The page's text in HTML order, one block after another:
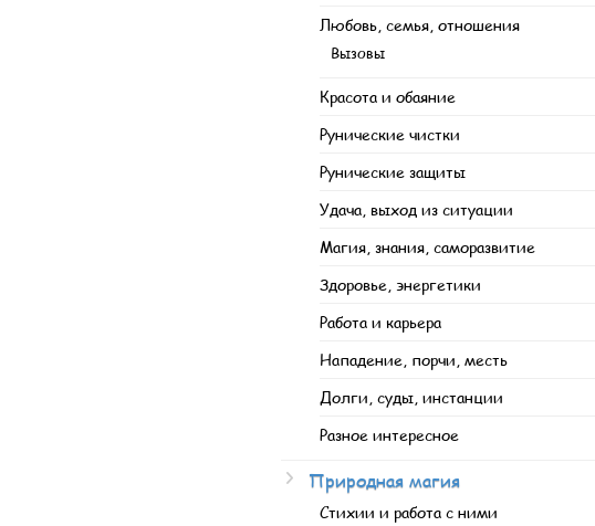
Любовь, семья, отношения
Вызовы
Красота и обаяние
Рунические чистки
Рунические защиты
Удача, выход из ситуации
Магия, знания, саморазвитие
Здоровье, энергетики
Работа и карьера
Нападение, порчи, месть
Долги, суды, инстанции
Разное интересное
Природная магия
Стихии и работа с ними